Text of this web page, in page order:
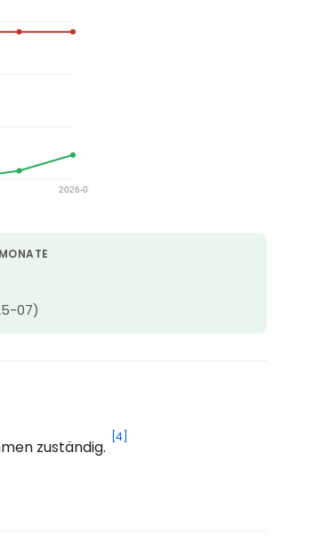
07)
zuständig. [4]